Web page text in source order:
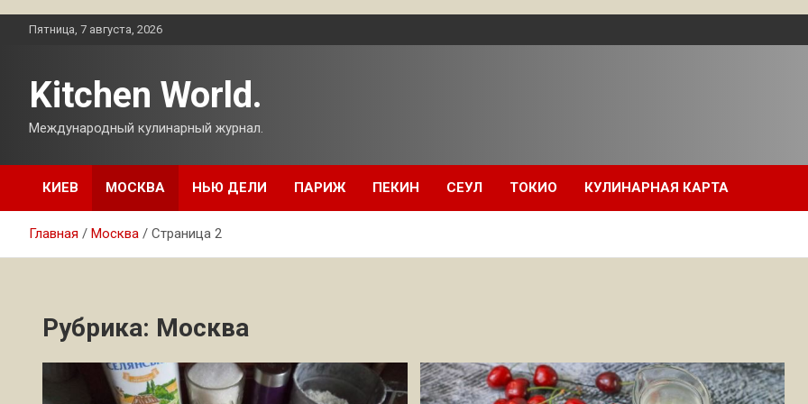
ПерейтиПятница, 7 августа, 2026
Kitchen World.
Международный кулинарный журнал.
КИЕВ МОСКВА НЬЮ ДЕЛИ ПАРИЖ ПЕКИН СЕУЛ ТОКИО КУЛИНАРНАЯ КАРТА
Главная Москва Страница 2
Рубрика: Москва